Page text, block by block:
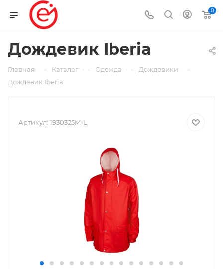
0
Дождевик Iberia
Главная — Каталог — Одежда — Дождевики —
Дождевик Iberia
Артикул: 1930325M-L